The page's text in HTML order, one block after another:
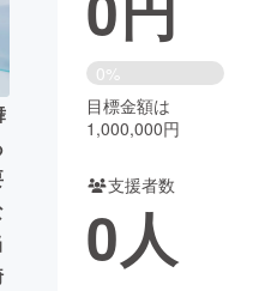
書籍・雑誌
チャレンジ
CAMPFIRE Creation
ya コミュニティ
0%
目標金額は
1,000,000円
支援者数
0人